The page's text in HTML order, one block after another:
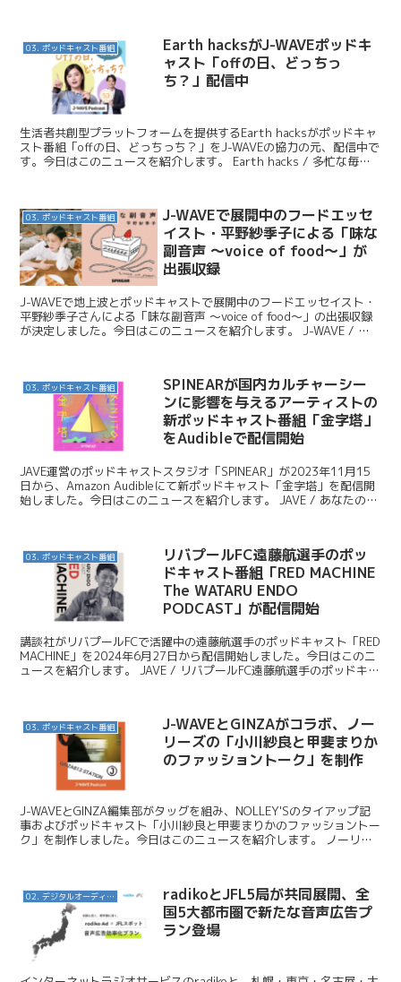
03. ポッドキャスト番組
Earth hacksがJ-WAVEポッドキ
ャスト「offの日、どっちっ
ち？」配信中
生活者共創型プラットフォームを提供するEarth hacksがポッドキャ
スト番組「offの日、どっちっち？」をJ-WAVEの協力の元、配信中で
す。今日はこのニュースを紹介します。 Earth hacks / 多忙な毎日
03. ポッドキャスト番組
J-WAVEで展開中のフードエッセ
イスト・平野紗季子による「味な
副音声 ～voice of food～」が
出張収録
J-WAVEで地上波とポッドキャストで展開中のフードエッセイスト・
平野紗季子さんによる「味な副音声 ～voice of food～」の出張収録
が決定しました。今日はこのニュースを紹介します。 J-WAVE / 平
03. ポッドキャスト番組
SPINEARが国内カルチャーシー
ンに影響を与えるアーティストの
新ポッドキャスト番組「金字塔」
をAudibleで配信開始
JAVE運営のポッドキャストスタジオ「SPINEAR」が2023年11月15
日から、Amazon Audibleにて新ポッドキャスト「金字塔」を配信開
始しました。今日はこのニュースを紹介します。 JAVE / あなたの
03. ポッドキャスト番組
リバプールFC遠藤航選手のポッ
ドキャスト番組「RED MACHINE
The WATARU ENDO
PODCAST」が配信開始
講談社がリバプールFCで活躍中の遠藤航選手のポッドキャスト「RED
MACHINE」を2024年6月27日から配信開始しました。今日はこのニ
ュースを紹介します。 JAVE / リバプールFC遠藤航選手のポッドキャ
03. ポッドキャスト番組
J-WAVEとGINZAがコラボ、ノー
リーズの「小川紗良と甲斐まりか
のファッショントーク」を制作
J-WAVEとGINZA編集部がタッグを組み、NOLLEY'Sのタイアップ記
事およびポッドキャスト「小川紗良と甲斐まりかのファッショントー
ク」を制作しました。今日はこのニュースを紹介します。 ノーリー
02. デジタルオーディオ広告（音声広告）
radikoとJFL5局が共同展開、全
国5大都市圏で新たな音声広告プ
ラン登場